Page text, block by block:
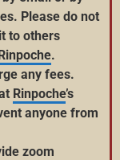
Please do not
to others
.
any fees.
Rinpoche’s
anyone from
zoom